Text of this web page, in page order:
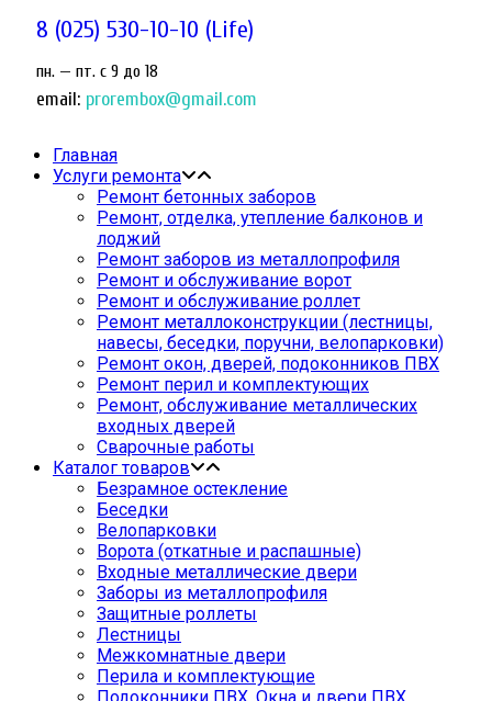
8 (025) 530-10-10 (Life)
пн. — пт. c 9 до 18
email: prorembox@gmail.com
Главная
Услуги ремонта
Ремонт бетонных заборов
Ремонт, отделка, утепление балконов и
лоджий
Ремонт заборов из металлопрофиля
Ремонт и обслуживание ворот
Ремонт и обслуживание роллет
Ремонт металлоконструкции (лестницы,
навесы, беседки, поручни, велопарковки)
Ремонт окон, дверей, подоконников ПВХ
Ремонт перил и комплектующих
Ремонт, обслуживание металлических
входных дверей
Сварочные работы
Каталог товаров
Безрамное остекление
Беседки
Велопарковки
Ворота (откатные и распашные)
Входные металлические двери
Заборы из металлопрофиля
Защитные роллеты
Лестницы
Межкомнатные двери
Перила и комплектующие